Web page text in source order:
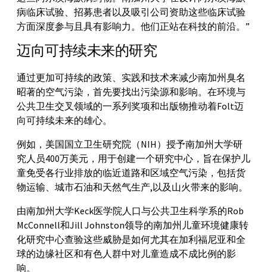
病临床试验、招募患者以及吸引公司资助这些临床试验
方面深度参与且具有影响力。他们正站在科技的前沿。”
迈向可持续未来的研究
通过更加可持续的政策、实践和技术来减少南加州臭名
昭著的空气污染，首先要找出污染源和影响。在环境与
公共卫生交叉领域的一系列奖项和出版物推动着Folt迈
向可持续未来的雄心。
例如，美国国立卫生研究院（NIH）授予南加州大学研
究人员400万美元，用于创建一个研究中心，旨在保护儿
童免受各行业排放的临近道路和区域空气污染，包括货
物运输、城市石油和天然气生产,以及山火带来的影响。
由南加州大学Keck医学院人口与公共卫生科学系的Rob
McConnell和Jill Johnston领导的南加州儿童环境健康转
化研究中心查验这些威胁是如何尤其在加利福尼亚和全
球的边缘社区和有色人群中对儿童造成不成比例的影
响。